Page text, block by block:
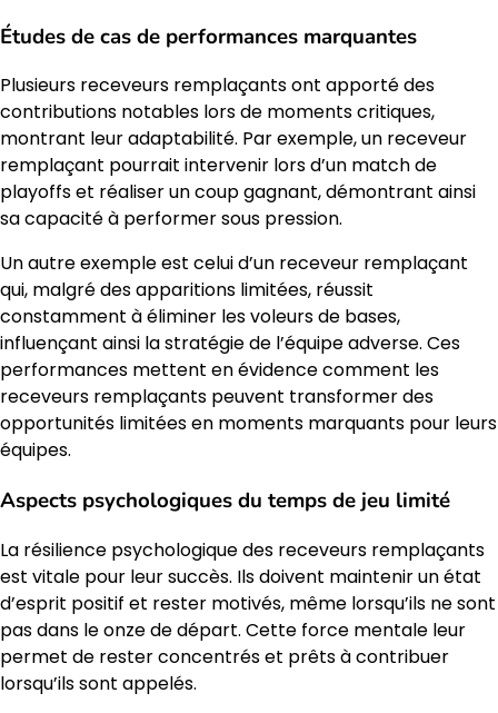
Études de cas de performances marquantes
Plusieurs receveurs remplaçants ont apporté des
contributions notables lors de moments critiques,
montrant leur adaptabilité. Par exemple, un receveur
remplaçant pourrait intervenir lors d’un match de
playoffs et réaliser un coup gagnant, démontrant ainsi
sa capacité à performer sous pression.
Un autre exemple est celui d’un receveur remplaçant
qui, malgré des apparitions limitées, réussit
constamment à éliminer les voleurs de bases,
influençant ainsi la stratégie de l’équipe adverse. Ces
performances mettent en évidence comment les
receveurs remplaçants peuvent transformer des
opportunités limitées en moments marquants pour leurs
équipes.
Aspects psychologiques du temps de jeu limité
La résilience psychologique des receveurs remplaçants
est vitale pour leur succès. Ils doivent maintenir un état
d’esprit positif et rester motivés, même lorsqu’ils ne sont
pas dans le onze de départ. Cette force mentale leur
permet de rester concentrés et prêts à contribuer
lorsqu’ils sont appelés.